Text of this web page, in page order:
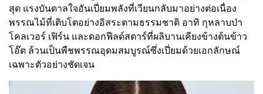
สุด แรงบันดาลใจอันเปี่ยมพลังที่เวียนกลับมาอย่างต่อเนื่อง
พรรณไม้ที่เติบโตอย่างอิสระตามธรรมชาติ อาทิ กุหลาบป่า
โคลเวอร์ เฟิร์น และดอกฟีลด์สตาร์ที่ผลิบานเคียงข้างต้นข้าว
โอ๊ต ล้วนเป็นพืชพรรณอุดมสมบูรณ์ซึ่งเปี่ยมด้วยเอกลักษณ์
เฉพาะตัวอย่างชัดเจน